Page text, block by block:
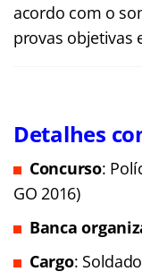
acordo com o
provas objetivas
Detalhes
Concurso:
GO 2016)
Banca
Cargo: